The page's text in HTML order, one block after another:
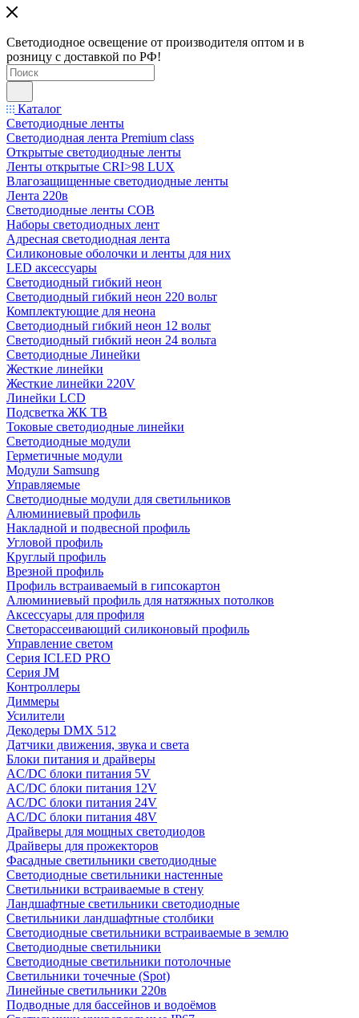
Светодиодное освещение от производителя оптом и в
розницу с доставкой по РФ!
Каталог
Светодиодные ленты
Светодиодная лента Premium class
Открытые светодиодные ленты
Ленты открытые CRI>98 LUX
Влагозащищенные светодиодные ленты
Лента 220в
Светодиодные ленты COB
Наборы светодиодных лент
Адресная светодиодная лента
Силиконовые оболочки и ленты для них
LED аксессуары
Светодиодный гибкий неон
Светодиодный гибкий неон 220 вольт
Комплектующие для неона
Светодиодный гибкий неон 12 вольт
Светодиодный гибкий неон 24 вольта
Светодиодные Линейки
Жесткие линейки
Жесткие линейки 220V
Линейки LCD
Подсветка ЖК ТВ
Токовые светодиодные линейки
Светодиодные модули
Герметичные модули
Модули Samsung
Управляемые
Светодиодные модули для светильников
Алюминиевый профиль
Накладной и подвесной профиль
Угловой профиль
Круглый профиль
Врезной профиль
Профиль встраиваемый в гипсокартон
Алюминиевый профиль для натяжных потолков
Аксессуары для профиля
Светорассеивающий силиконовый профиль
Управление светом
Серия ICLED PRO
Серия JM
Контроллеры
Диммеры
Усилители
Декодеры DMX 512
Датчики движения, звука и света
Блоки питания и драйверы
AC/DC блоки питания 5V
AC/DC блоки питания 12V
AC/DC блоки питания 24V
AC/DC блоки питания 48V
Драйверы для мощных светодиодов
Драйверы для прожекторов
Фасадные светильники светодиодные
Светодиодные светильники настенные
Светильники встраиваемые в стену
Ландшафтные светильники светодиодные
Светильники ландшафтные столбики
Светодиодные светильники встраиваемые в землю
Светодиодные светильники
Светодиодные светильники потолочные
Светильники точечные (Spot)
Линейные светильники 220в
Подводные для бассейнов и водоёмов